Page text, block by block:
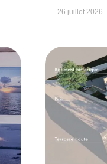
26 juillet 2026